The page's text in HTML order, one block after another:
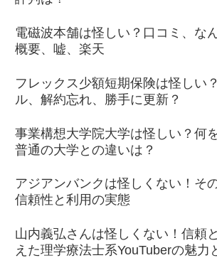
電磁波本舗は怪しい？口コミ、な
概要、嘘、楽天
フレックス少額短期保険は怪しい
ル、解約忘れ、勝手に更新？
事業構想大学院大学は怪しい？何
普通の大学との違いは？
アジアンバンクは怪しくない！そ
信頼性と利用の実態
山内義弘さんは怪しくない！信頼
えた理学療法士系YouTuberの魅力